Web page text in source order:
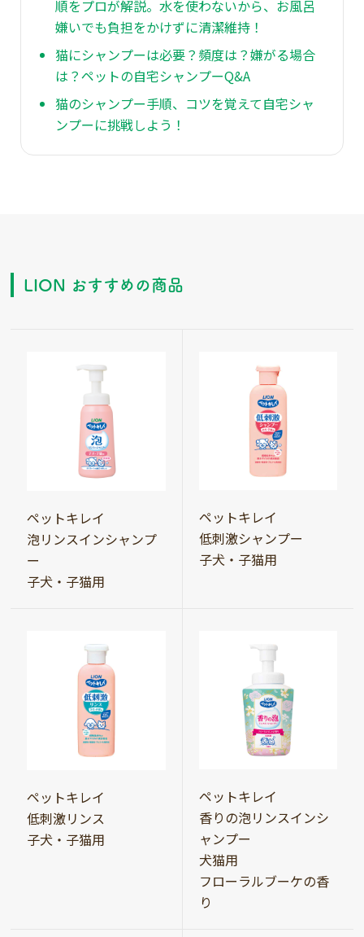
順をプロが解説。水を使わないから、お風呂
嫌いでも負担をかけずに清潔維持！
猫にシャンプーは必要？頻度は？嫌がる場合
は？ペットの自宅シャンプーQ&A
猫のシャンプー手順、コツを覚えて自宅シャ
ンプーに挑戦しよう！
LION おすすめの商品
ペットキレイ
泡リンスインシャンプ
ー
子犬・子猫用
ペットキレイ
低刺激シャンプー
子犬・子猫用
ペットキレイ
低刺激リンス
子犬・子猫用
ペットキレイ
香りの泡リンスインシ
ャンプー
犬猫用
フローラルブーケの香
り